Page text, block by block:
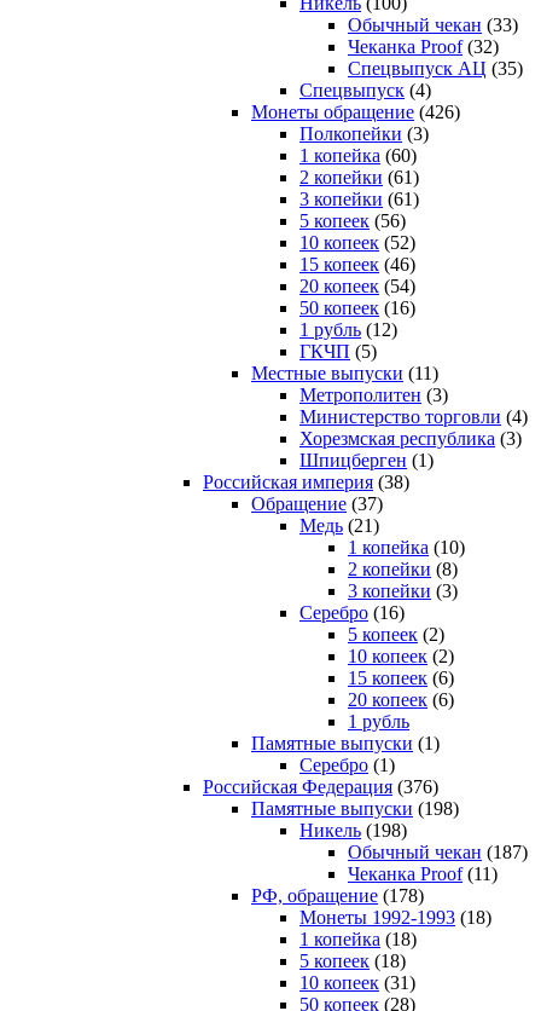
Обычный чекан (33)
Чеканка Proof(32)
Спецвыпуск АЦ (35)
Спецвыпуск (4)
Монеты обращение (426)
Полкопейки (3)
1 копейка (60)
2 копейки (61)
3 копейки (61)
5 копеек (56)
10 копеек (52)
15 копеек (46)
20 копеек (54)
50 копеек (16)
1 рубль (12)
ГКЧП (5)
Местные выпуски (11)
Метрополитен (3)
Министерство торговли (4)
Хорезмская республика (3)
Шпицберген (1)
Российская империя (38)
Обращение (37)
Медь (21)
1 копейка (10)
2 копейки (8)
3 копейки (3)
Серебро (16)
5 копеек (2)
10 копеек (2)
15 копеек (6)
20 копеек (6)
1 рубль
Памятные выпуски (1)
Серебро (1)
Российская Федерация (376)
Памятные выпуски (198)
Никель (198)
Обычный чекан (187)
Чеканка Proof(11)
РФ, обращение (178)
Монеты 1992-1993 (18)
1 копейка (18)
5 копеек (18)
10 копеек (31)
50 копеек (28)